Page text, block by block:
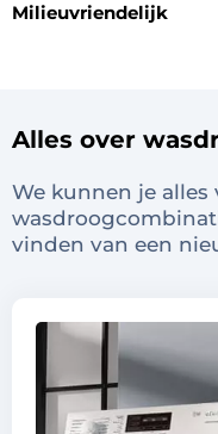
Milieuvriendelijk
Alles over
We kunnen je
vinden van een